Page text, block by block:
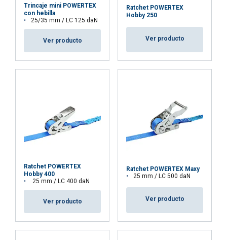
Material:
Rango de temperatura:
Trincaje mini POWERTEX
con hebilla
25/35 mm / LC 125 daN
Ver producto
Ratchet POWERTEX
Hobby 250
Ver producto
Ratchet POWERTEX
Hobby 400
25 mm / LC 400 daN
Ver producto
Ratchet POWERTEX Maxy
25 mm / LC 500 daN
Ver producto
tráfico. También compartimos información
sobre su uso de nuestro sitio con nuestros
socios de publicidad y análisis, quienes pueden
combinarla con otra información que les haya
proporcionado o que hayan recopilado a partir
del uso de sus servicios.
Política de privacidad
necesarias
preferencias
ACEPTAR TODO